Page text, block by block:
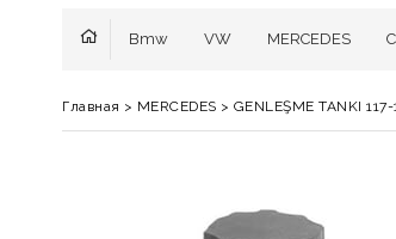
Bmw VW MERCEDES
Главная > MERCEDES > GENLEŞME TANKI